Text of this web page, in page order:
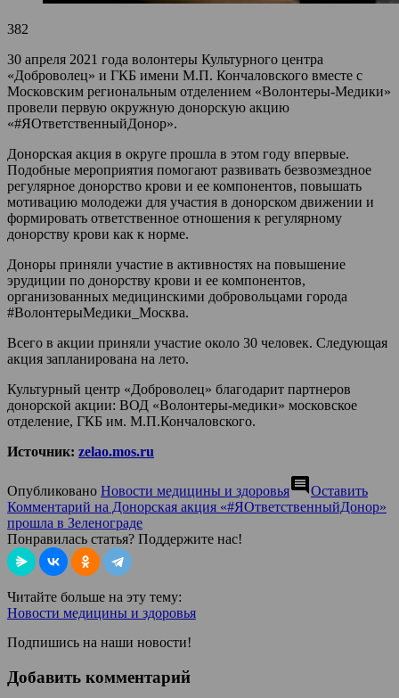
382
30 апреля 2021 года волонтеры Культурного центра
«Доброволец» и ГКБ имени М.П. Кончаловского вместе с
Московским региональным отделением «Волонтеры-Медики»
провели первую окружную донорскую акцию
«#ЯОтветственныйДонор».
Донорская акция в округе прошла в этом году впервые.
Подобные мероприятия помогают развивать безвозмездное
регулярное донорство крови и ее компонентов, повышать
мотивацию молодежи для участия в донорском движении и
формировать ответственное отношения к регулярному
донорству крови как к норме.
Доноры приняли участие в активностях на повышение
эрудиции по донорству крови и ее компонентов,
организованных медицинскими добровольцами города
#ВолонтерыМедики_Москва.
Всего в акции приняли участие около 30 человек. Следующая
акция запланирована на лето.
Культурный центр «Доброволец» благодарит партнеров
донорской акции: ВОД «Волонтеры-медики» московское
отделение, ГКБ им. М.П.Кончаловского.
Источник: zelao.mos.ru
Опубликовано Новости медицины и здоровьяcomment Оставить
Комментарий на Донорская акция «#ЯОтветственныйДонор»
прошла в Зеленограде
Понравилась статья? Поддержите нас!
Читайте больше на эту тему:
Новости медицины и здоровья
Подпишись на наши новости!
Добавить комментарий